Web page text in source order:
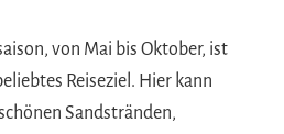
von Mai bis Oktober, ist
Reiseziel. Hier kann
Sandstränden,